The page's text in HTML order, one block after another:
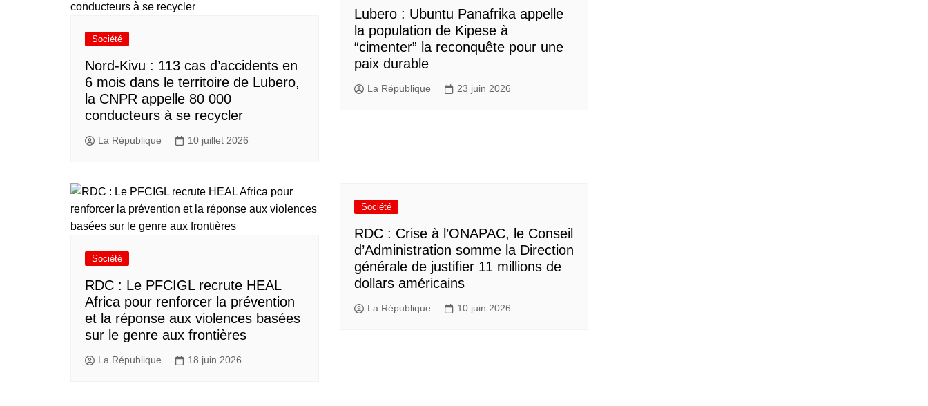
Société
Nord-Kivu : 113 cas d’accidents en
6 mois dans le territoire de Lubero,
la CNPR appelle 80 000
conducteurs à se recycler
La République 10 juillet 2026
Lubero : Ubuntu Panafrika appelle
la population de Kipese à
“cimenter” la reconquête pour une
paix durable
La République 23 juin 2026
Société
RDC : Le PFCIGL recrute HEAL
Africa pour renforcer la prévention
et la réponse aux violences basées
sur le genre aux frontières
La République 18 juin 2026
Société
RDC : Crise à l’ONAPAC, le Conseil
d’Administration somme la Direction
générale de justifier 11 millions de
dollars américains
La République 10 juin 2026